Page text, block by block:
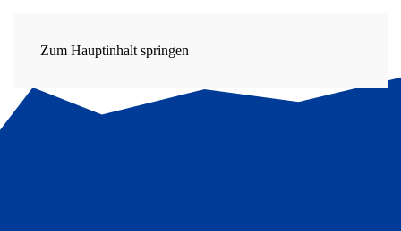
Zum Hauptinhalt springen